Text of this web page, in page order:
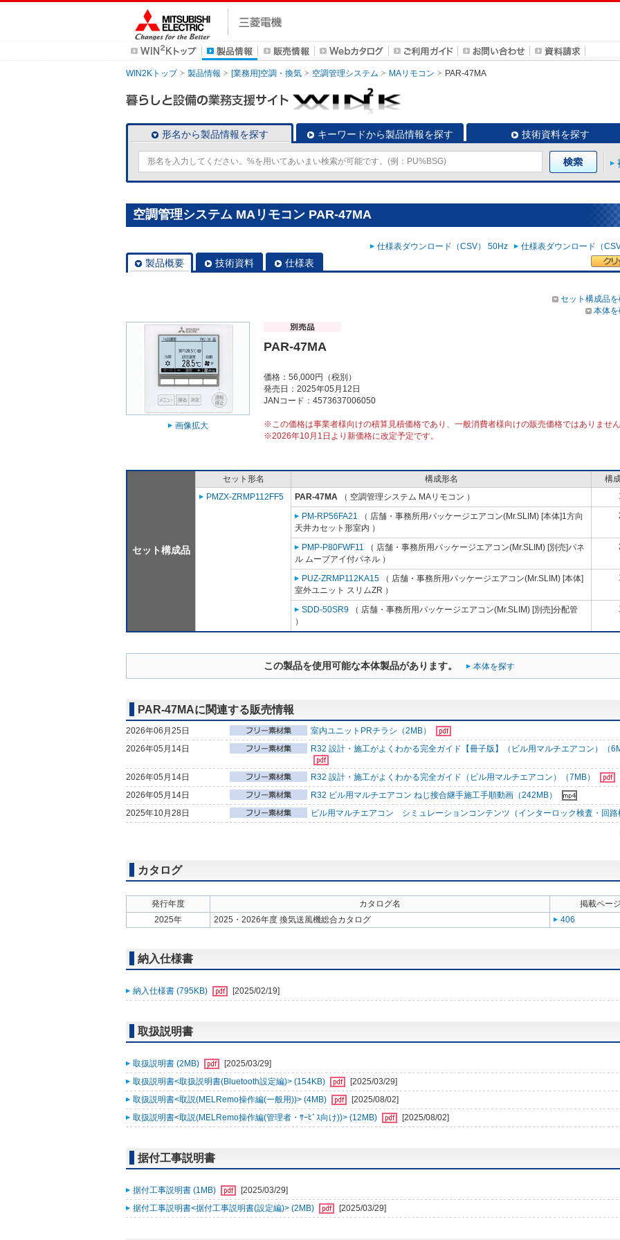
WIN2Kトップ 製品情報 [業務用]空調・換気 空調管理システム MAリモコン PAR-47MA
形名から製品情報を探す キーワードから製品情報を探す 技術資料を探す
空調管理システム MAリモコン PAR-47MA
仕様表ダウンロード（CSV） 50Hz 仕様表ダウンロード（
製品概要 技術資料 仕様表
セット構成品
本体
画像拡大
PAR-47MA
価格：56,000円（税別）
発売日：2025年05月12日
JANコード：4573637006050
※この価格は事業者様向けの積算見積価格であり、一般消費者様向けの販売価格ではありません
※2026年10月1日より新価格に改定予定です。
セット構成品
セット形名 構成形名
構
PMZX-ZRMP112FF5
PAR-47MA （ 空調管理システム MAリモコン ）
PM-RP56FA21 （ 店舗・事務所用パッケージエアコン(Mr.SLIM) [本体]1方向
天井カセット形室内 ）
PMP-P80FWF11 （ 店舗・事務所用パッケージエアコン(Mr.SLIM) [別売]パネ
ル ムーブアイ付パネル ）
PUZ-ZRMP112KA15 （ 店舗・事務所用パッケージエアコン(Mr.SLIM) [本体]
室外ユニット スリムZR ）
SDD-50SR9 （ 店舗・事務所用パッケージエアコン(Mr.SLIM) [別売]分配管
）
この製品を使用可能な本体製品があります。 本体を探す
PAR-47MAに関連する販売情報
2026年06月25日
室内ユニットPRチラシ（2MB）
2026年05月14日
R32 設計・施工がよくわかる完全ガイド【冊子版】（ビル用マルチエアコン）（
2026年05月14日
R32 設計・施工がよくわかる完全ガイド（ビル用マルチエアコン）（7MB）
2026年05月14日
R32 ビル用マルチエアコン ねじ接合継手施工手順動画（242MB）
2025年10月28日
ビル用マルチエアコン シミュレーションコンテンツ（インターロック検査・回路
カタログ
発行年度 カタログ名
掲載ページ
2025年
2025・2026年度 換気送風機総合カタログ 406
納入仕様書
納入仕様書 (795KB) [2025/02/19]
取扱説明書
取扱説明書 (2MB)
[2025/03/29]
取扱説明書<取扱説明書(Bluetooth設定編)> (154KB)
[2025/03/29]
取扱説明書<取説(MELRemo操作編(一般用))> (4MB)
[2025/08/02]
取扱説明書<取説(MELRemo操作編(管理者・ｻｰﾋﾞｽ向け))> (12MB)
[2025/08/02]
据付工事説明書
据付工事説明書 (1MB)
[2025/03/29]
据付工事説明書<据付工事説明書(設定編)> (2MB)
[2025/03/29]